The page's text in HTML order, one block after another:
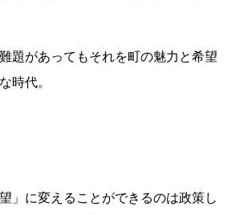
題があってもそれを町の魅力と希望
時代。
」に変えることができるのは政策し